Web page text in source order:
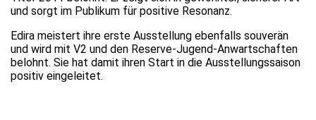
und sorgt im Publikum für positive Resonanz.
Edira meistert ihre erste Ausstellung ebenfalls souverän
und wird mit V2 und den Reserve-Jugend-Anwartschaften
belohnt. Sie hat damit ihren Start in die Ausstellungssaison
positiv eingeleitet.